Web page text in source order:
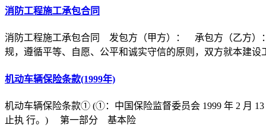
消防工程施工承包合同
消防工程施工承包合同 发包方（甲方）： 承包方（乙方）
规，遵循平等、自愿、公平和诚实守信的原则，双方就本建设
机动车辆保险条款(1999年)
机动车辆保险条款① (①：中国保险监督委员会 1999 年 2 月
止执 行。) 第一部分 基本险